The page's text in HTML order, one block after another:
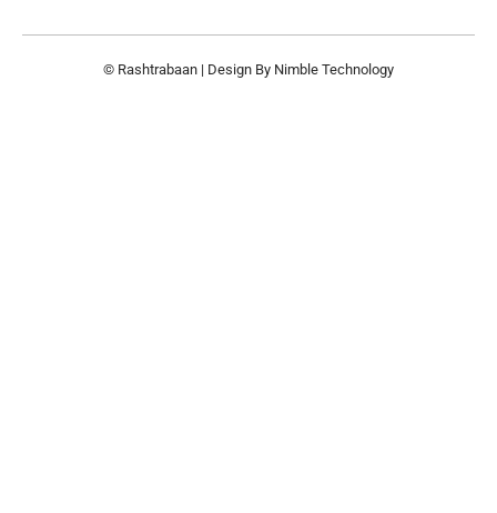
© Rashtrabaan | Design By Nimble Technology